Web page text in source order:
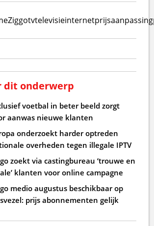
tvtelevisieinternetprijsaanpassing
dit onderwerp
voetbal in beter beeld zorgt
aanwas nieuwe klanten
onderzoekt harder optreden
overheden tegen illegale IPTV
zoekt via castingbureau ‘trouwe en
klanten voor online campagne
medio augustus beschikbaar op
prijs abonnementen gelijk